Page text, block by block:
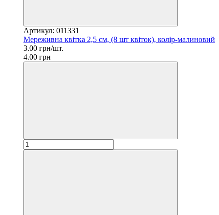
Артикул: 011331
Мереживна квітка 2,5 см, (8 шт квіток), колір-малиновий
3.00 грн/шт.
4.00 грн